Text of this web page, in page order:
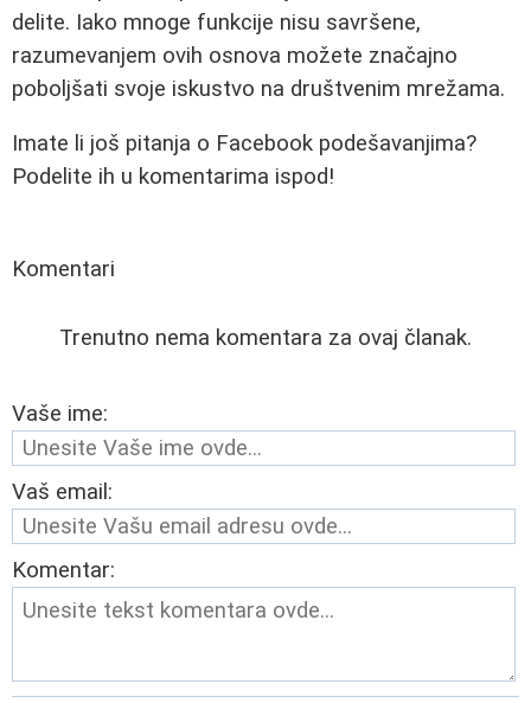
delite. Iako mnoge funkcije nisu savršene,
razumevanjem ovih osnova možete značajno
poboljšati svoje iskustvo na društvenim mrežama.
Imate li još pitanja o Facebook podešavanjima?
Podelite ih u komentarima ispod!
Komentari
Trenutno nema komentara za ovaj članak.
Vaše ime:
Vaš email:
Komentar: